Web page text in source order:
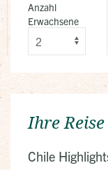
Anzahl
Erwachsene
Ihre Reise
Chile